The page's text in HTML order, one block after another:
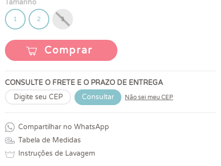
Tamanho
1 2 3
Comprar
CONSULTE O FRETE E O PRAZO DE ENTREGA
Consultar
Não sei meu CEP
Compartilhar no WhatsApp
Tabela de Medidas
Instruções de Lavagem